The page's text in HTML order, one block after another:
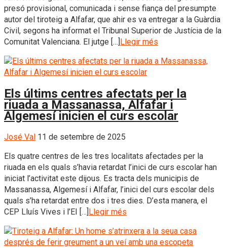
presó provisional, comunicada i sense fiança del presumpte
autor del tiroteig a Alfafar, que ahir es va entregar a la Guàrdia
Civil, segons ha informat el Tribunal Superior de Justícia de la
Comunitat Valenciana. El jutge […] Llegir més
Els últims centres afectats per la
riuada a Massanassa, Alfafar i
Algemesí inicien el curs escolar
José Val 11 de setembre de 2025
Els quatre centres de les tres localitats afectades per la
riuada en els quals s’havia retardat l’inici de curs escolar han
iniciat l’activitat este dijous. Es tracta dels municipis de
Massanassa, Algemesí i Alfafar, l’inici del curs escolar dels
quals s’ha retardat entre dos i tres dies. D’esta manera, el
CEP Lluís Vives i l’EI […]Llegir més